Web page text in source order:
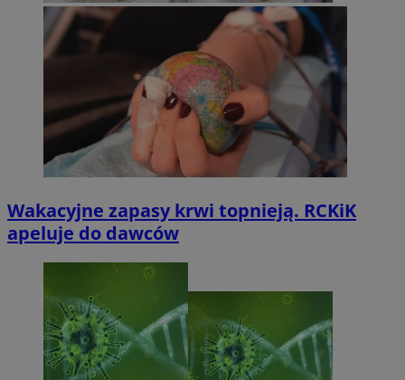
Wakacyjne zapasy krwi topnieją. RCKiK
apeluje do dawców